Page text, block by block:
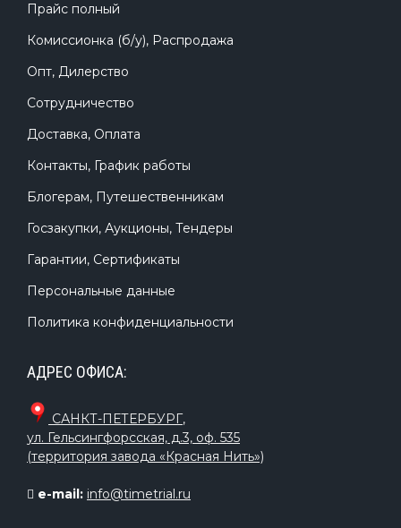
Прайс полный
Комиссионка (б/у), Распродажа
Опт, Дилерство
Сотрудничество
Доставка, Оплата
Контакты, График работы
Блогерам, Путешественникам
Госзакупки, Аукционы, Тендеры
Гарантии, Сертификаты
Персональные данные
Политика конфиденциальности
АДРЕС ОФИСА:
САНКТ-ПЕТЕРБУРГ,
ул. Гельсингфорсская, д.3, оф. 535
(территория завода «Красная Нить»)
e-mail: info@timetrial.ru